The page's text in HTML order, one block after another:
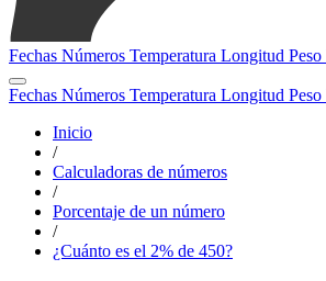
Fechas Números Temperatura Longitud Peso
Fechas Números Temperatura Longitud Peso
Inicio
/
Calculadoras de números
/
Porcentaje de un número
/
¿Cuánto es el 2% de 450?